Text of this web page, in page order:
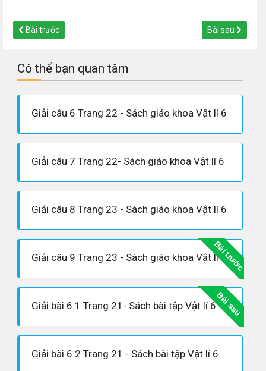
Bài trước Bài sau
Có thể bạn quan tâm
Giải câu 6 Trang 22 - Sách giáo khoa Vật lí 6
Giải câu 7 Trang 22- Sách giáo khoa Vật lí 6
Giải câu 8 Trang 23 - Sách giáo khoa Vật lí 6
Bài trước
Giải câu 9 Trang 23 - Sách giáo khoa Vật lí 6
Bài sau
Giải bài 6.1 Trang 21- Sách bài tập Vật lí 6
Giải bài 6.2 Trang 21 - Sách bài tập Vật lí 6